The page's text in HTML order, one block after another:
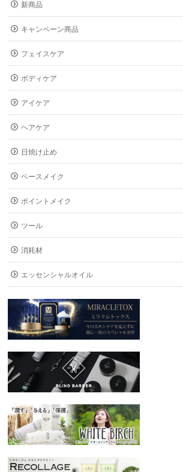
新商品
キャンペーン商品
フェイスケア
ボディケア
アイケア
ヘアケア
日焼け止め
ベースメイク
ポイントメイク
ツール
消耗材
エッセンシャルオイル